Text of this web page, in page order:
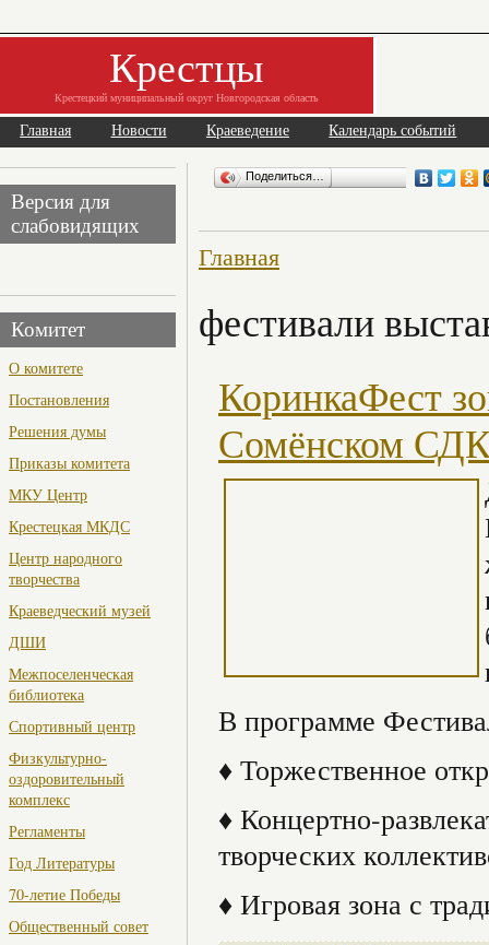
Крестцы
Крестецкий муниципальный округ Новгородская область
Главная Новости Краеведение Календарь событий
Версия для
слабовидящих
Комитет
О комитете
Постановления
Решения думы
Приказы комитета
МКУ Центр
Крестецкая МКДС
Центр народного
творчества
Краеведческий музей
ДШИ
Межпоселенческая
библиотека
Спортивный центр
Физкультурно-
оздоровительный
комплекс
Регламенты
Год Литературы
70-летие Победы
Общественный совет
Поделиться…
Главная
фестивали
КоринкаФест
Сомёнском
В программе
♦ Торжественное
♦ Концертно-
творческих
♦ Игровая зона с